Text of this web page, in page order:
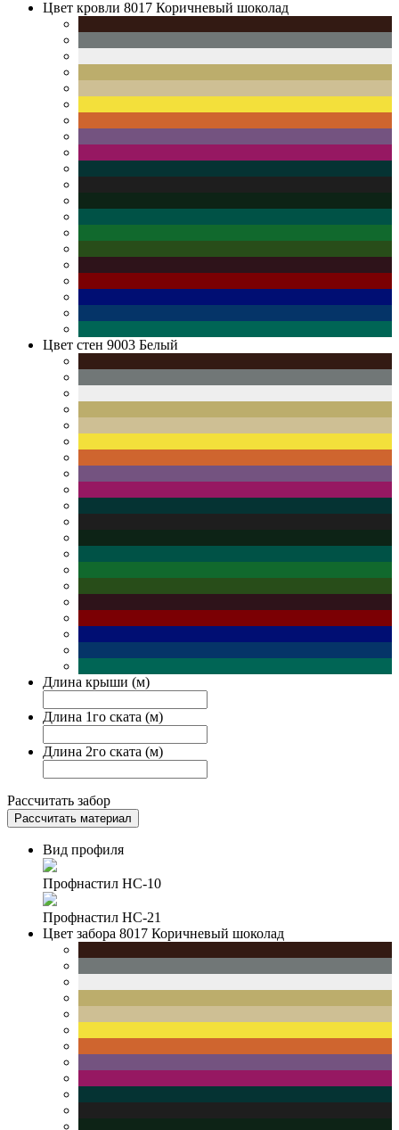
Цвет кровли 8017 Коричневый шоколад
Цвет стен 9003 Белый
Длина крыши (м)
Длина 1го ската (м)
Длина 2го ската (м)
Рассчитать забор
Рассчитать материал
Вид профиля
Профнастил НС-10
Профнастил НС-21
Цвет забора 8017 Коричневый шоколад